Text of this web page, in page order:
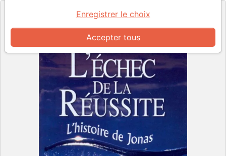
Accepter tous
Enregistrer le choix